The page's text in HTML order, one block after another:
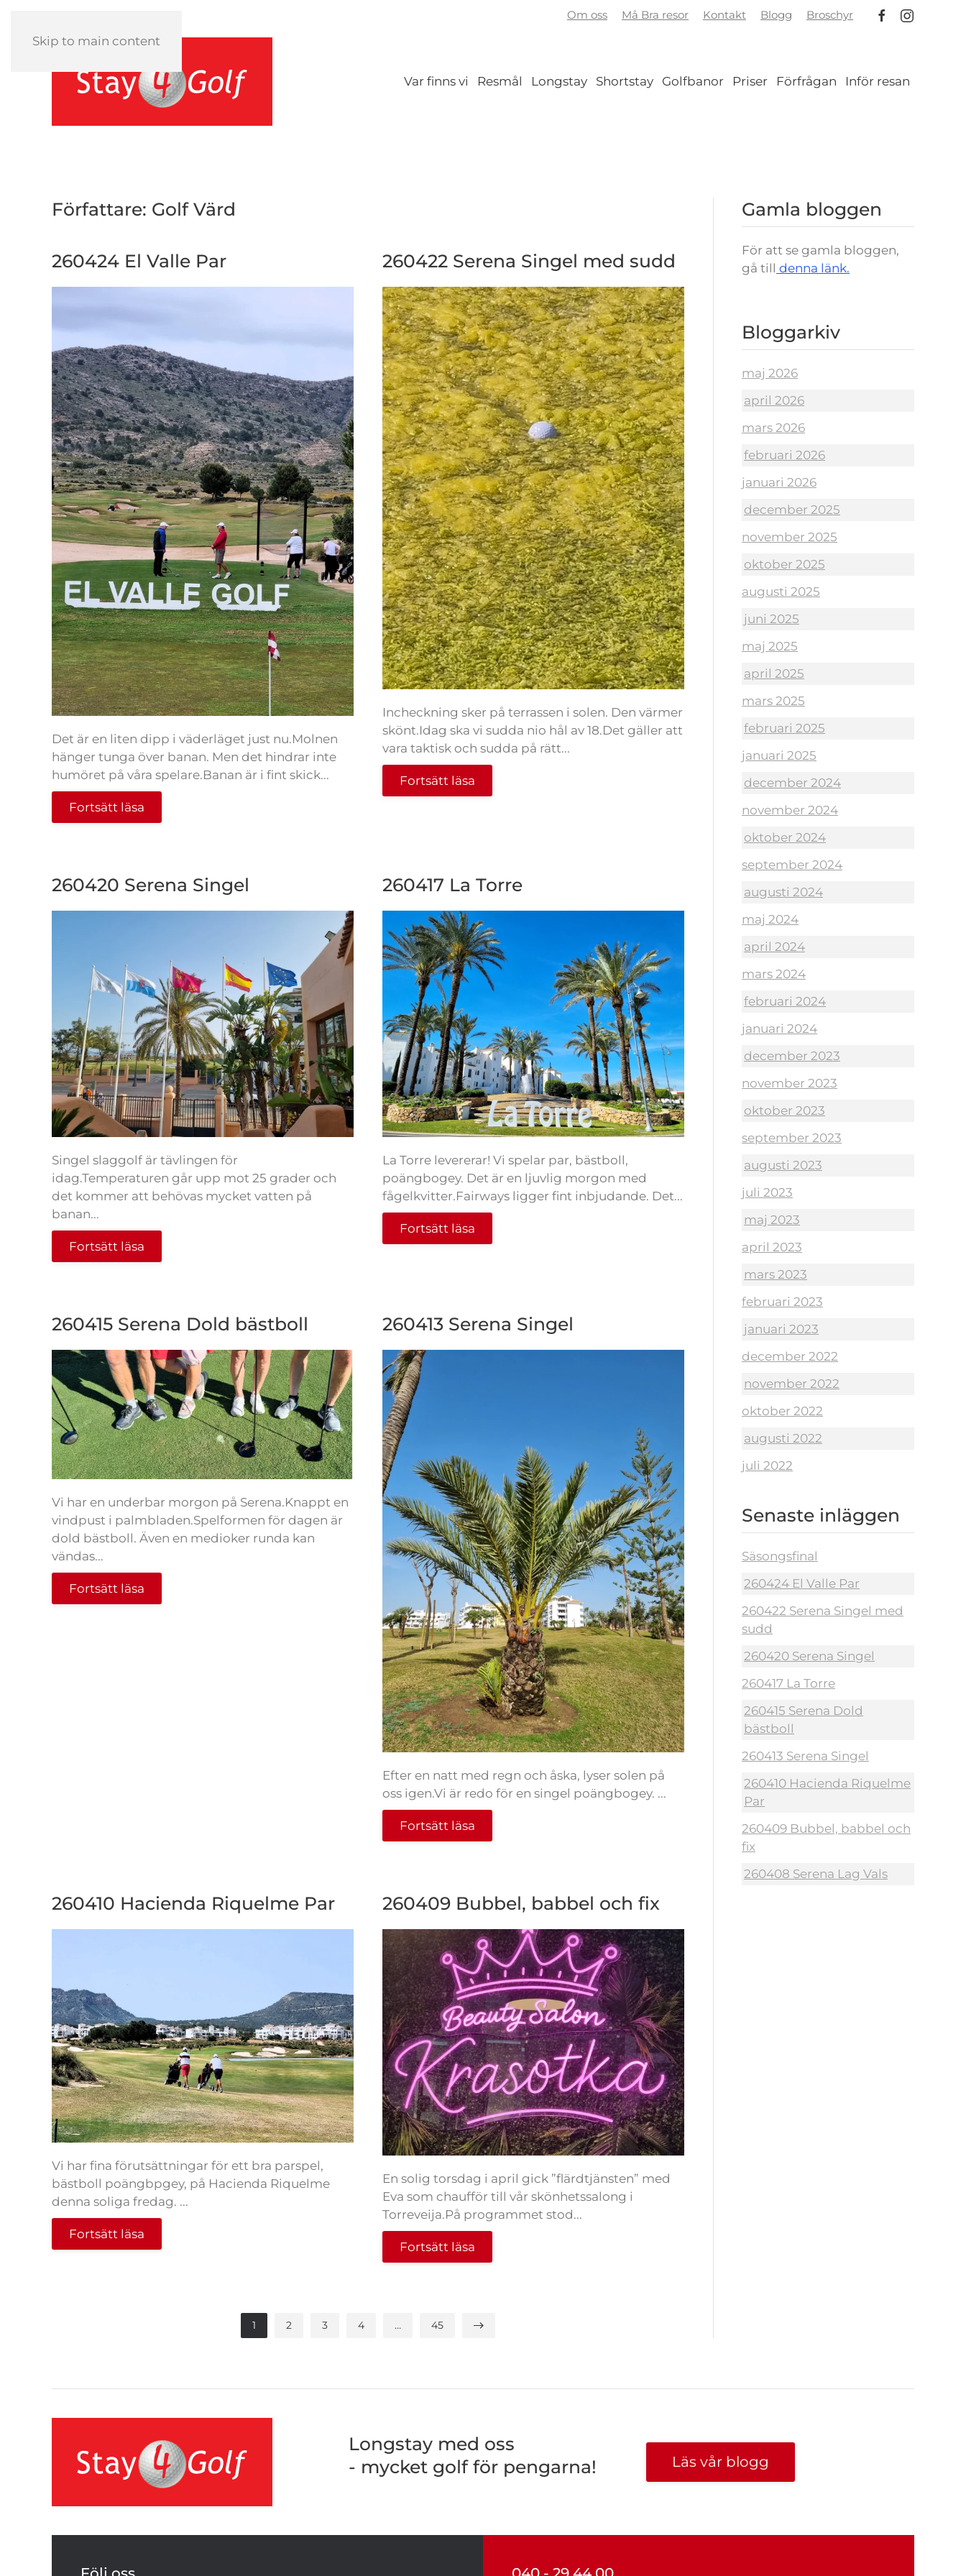
Skip to main content
Om oss Må Bra resor Kontakt Blogg Broschyr
Var finns vi Resmål Longstay Shortstay Golfbanor Priser Förfrågan Inför resan
Författare: Golf Värd
260424 El Valle Par
Det är en liten dipp i väderläget just nu.Molnen
hänger tunga över banan. Men det hindrar inte
humöret på våra spelare.Banan är i fint skick...
Fortsätt läsa
260422 Serena Singel med sudd
Incheckning sker på terrassen i solen. Den värmer
skönt.Idag ska vi sudda nio hål av 18.Det gäller att
vara taktisk och sudda på rätt...
Fortsätt läsa
260420 Serena Singel
Singel slaggolf är tävlingen för
idag.Temperaturen går upp mot 25 grader och
det kommer att behövas mycket vatten på
banan...
Fortsätt läsa
260417 La Torre
La Torre levererar! Vi spelar par, bästboll,
poängbogey. Det är en ljuvlig morgon med
fågelkvitter.Fairways ligger fint inbjudande. Det...
Fortsätt läsa
260415 Serena Dold bästboll
Vi har en underbar morgon på Serena.Knappt en
vindpust i palmbladen.Spelformen för dagen är
dold bästboll. Även en medioker runda kan
vändas...
Fortsätt läsa
260413 Serena Singel
Efter en natt med regn och åska, lyser solen på
oss igen.Vi är redo för en singel poängbogey. ...
Fortsätt läsa
260410 Hacienda Riquelme Par
Vi har fina förutsättningar för ett bra parspel,
bästboll poängbpgey, på Hacienda Riquelme
denna soliga fredag. ...
Fortsätt läsa
260409 Bubbel, babbel och fix
En solig torsdag i april gick ”flärdtjänsten” med
Eva som chaufför till vår skönhetssalong i
Torreveija.På programmet stod...
Fortsätt läsa
1 2 3 4 … 45
Gamla bloggen
För att se gamla bloggen,
gå till denna länk.
Bloggarkiv
maj 2026
april 2026
mars 2026
februari 2026
januari 2026
december 2025
november 2025
oktober 2025
augusti 2025
juni 2025
maj 2025
april 2025
mars 2025
februari 2025
januari 2025
december 2024
november 2024
oktober 2024
september 2024
augusti 2024
maj 2024
april 2024
mars 2024
februari 2024
januari 2024
december 2023
november 2023
oktober 2023
september 2023
augusti 2023
juli 2023
maj 2023
april 2023
mars 2023
februari 2023
januari 2023
december 2022
november 2022
oktober 2022
augusti 2022
juli 2022
Senaste inläggen
Säsongsfinal
260424 El Valle Par
260422 Serena Singel med
sudd
260420 Serena Singel
260417 La Torre
260415 Serena Dold
bästboll
260413 Serena Singel
260410 Hacienda Riquelme
Par
260409 Bubbel, babbel och
fix
260408 Serena Lag Vals
Longstay med oss
- mycket golf för pengarna!
Läs vår blogg